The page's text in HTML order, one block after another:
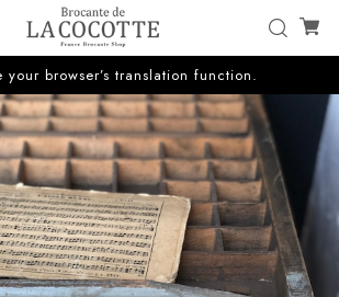
your browser’s translation function.